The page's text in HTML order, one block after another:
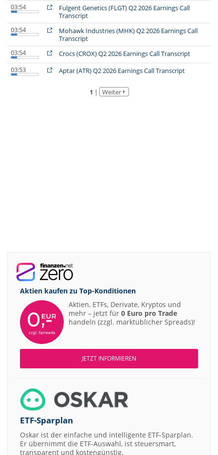
03:54
Fulgent Genetics (FLGT) Q2 2026 Earnings Call
Transcript
03:54
Mohawk Industries (MHK) Q2 2026 Earnings Call
Transcript
03:54
Crocs (CROX) Q2 2026 Earnings Call Transcript
03:53
Aptar (ATR) Q2 2026 Earnings Call Transcript
1 | Weiter
Aktien kaufen zu Top-Konditionen
Aktien, ETFs, Derivate, Kryptos und
mehr – jetzt für 0 Euro pro Trade
handeln (zzgl. marktüblicher Spreads)!
JETZT INFORMIEREN
ETF-Sparplan
Oskar ist der einfache und intelligente ETF-Sparplan.
Er übernimmt die ETF-Auswahl, ist steuersmart,
transparent und kostengünstig.